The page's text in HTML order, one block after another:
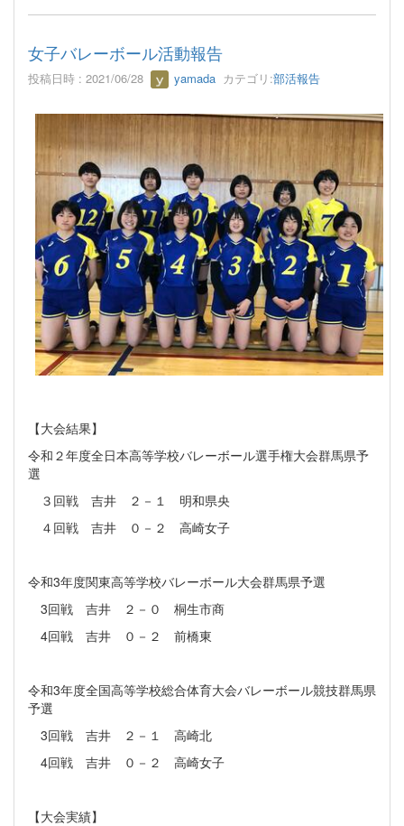
女子バレーボール活動報告
投稿日時 : 2021/06/28 yamada カテゴリ:部活報告
【大会結果】
令和２年度全日本高等学校バレーボール選手権大会群馬県予
選
３回戦 吉井 ２－１ 明和県央
４回戦 吉井 ０－２ 高崎女子
令和3年度関東高等学校バレーボール大会群馬県予選
3回戦 吉井 ２－０ 桐生市商
4回戦 吉井 ０－２ 前橋東
令和3年度全国高等学校総合体育大会バレーボール競技群馬県
予選
3回戦 吉井 ２－１ 高崎北
4回戦 吉井 ０－２ 高崎女子
【大会実績】